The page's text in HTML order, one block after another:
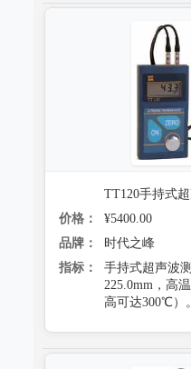
TT120手持式
价格：
¥5400.00
品牌：
时代之峰
指标：
手持式超声波
225.0mm，高
高可达300℃）。